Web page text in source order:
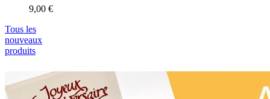
9,00 €
Tous les
nouveaux
produits